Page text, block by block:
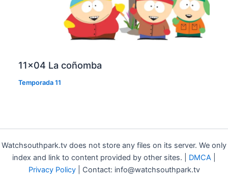
11×04 La coñomba
Temporada 11
Watchsouthpark.tv does not store any files on its server. We only
index and link to content provided by other sites. | DMCA
Privacy Policy| Contact: info@watchsouthpark.tv